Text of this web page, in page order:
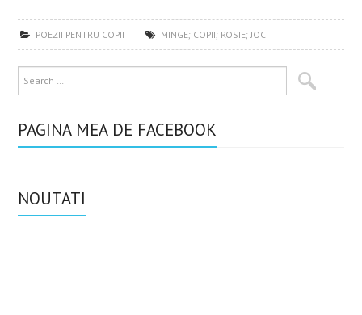
POEZII PENTRU COPII MINGE; COPII; ROSIE; JOC
PAGINA MEA DE FACEBOOK
NOUTATI